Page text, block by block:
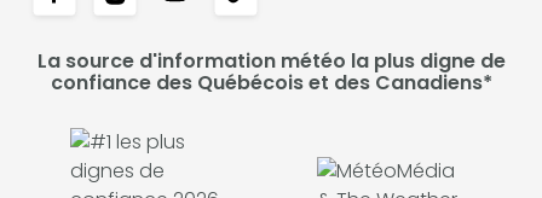
La source d'information météo la plus digne de
confiance des Québécois et des Canadiens*